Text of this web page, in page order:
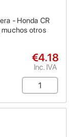
- Honda CR
muchos otros
€4.18
Inc. IVA